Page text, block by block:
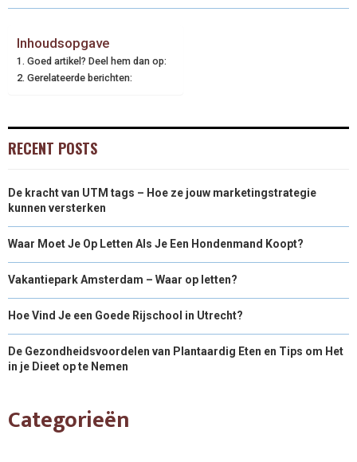
Inhoudsopgave
Goed artikel? Deel hem dan op:
Gerelateerde berichten:
RECENT POSTS
De kracht van UTM tags – Hoe ze jouw marketingstrategie
kunnen versterken
Waar Moet Je Op Letten Als Je Een Hondenmand Koopt?
Vakantiepark Amsterdam – Waar op letten?
Hoe Vind Je een Goede Rijschool in Utrecht?
De Gezondheidsvoordelen van Plantaardig Eten en Tips om Het
in je Dieet op te Nemen
Categorieën